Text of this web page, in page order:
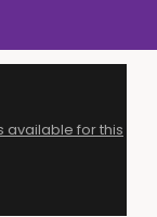
available for this